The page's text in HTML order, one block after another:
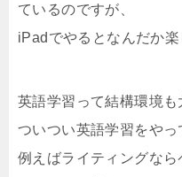
ているのですが、
iPadでやるとなんだか楽
英語学習って結構環境も
ついつい英語学習をやっ
例えばライティングな